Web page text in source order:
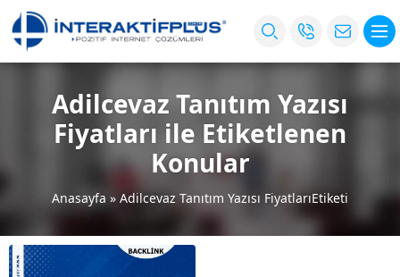
Adilcevaz Tanıtım Yazısı
Fiyatları ile Etiketlenen
Konular
Anasayfa » Adilcevaz Tanıtım Yazısı FiyatlarıEtiketi